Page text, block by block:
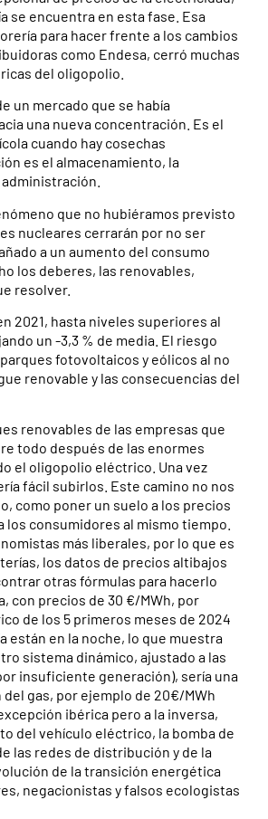
se encuentra en esta fase. Esa
para hacer frente a los cambios
como Endesa, cerró muchas
del oligopolio.
un mercado que se había
una nueva concentración. Es el
cuando hay cosechas
es el almacenamiento, la
que no hubiéramos previsto
nucleares cerrarán por no ser
a un aumento del consumo
los deberes, las renovables,
resolver.
2021, hasta niveles superiores al
un -3,3 % de media. El riesgo
fotovoltaicos y eólicos al no
renovable y las consecuencias del
renovables de las empresas que
todo después de las enormes
el oligopolio eléctrico. Una vez
fácil subirlos. Este camino no nos
como poner un suelo a los precios
los consumidores al mismo tiempo.
más liberales, por lo que es
los datos de precios altibajos
otras fórmulas para hacerlo
con precios de 30 €/MWh, por
de los 5 primeros meses de 2024
están en la noche, lo que muestra
sistema dinámico, ajustado a las
insuficiente generación), sería una
gas, por ejemplo de 20€/MWh
ibérica pero a la inversa,
del vehículo eléctrico, la bomba de
las redes de distribución y de la
de la transición energética
negacionistas y falsos ecologistas